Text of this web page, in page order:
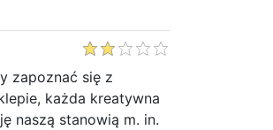
zapoznać się z
każda kreatywna
naszą stanowią m. in.